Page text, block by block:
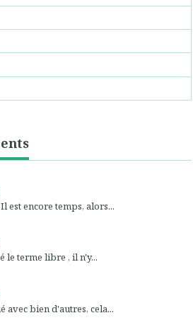
est encore temps, alors...
le terme libre , il n'y...
avec bien d'autres, cela...